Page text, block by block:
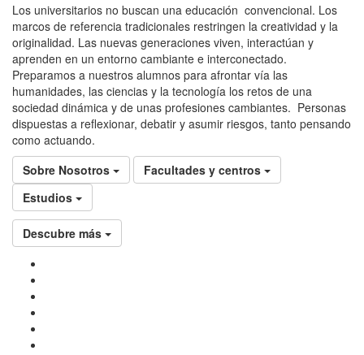
Los universitarios no buscan una educación convencional. Los
marcos de referencia tradicionales restringen la creatividad y la
originalidad. Las nuevas generaciones viven, interactúan y
aprenden en un entorno cambiante e interconectado.
Preparamos a nuestros alumnos para afrontar vía las
humanidades, las ciencias y la tecnología los retos de una
sociedad dinámica y de unas profesiones cambiantes. Personas
dispuestas a reflexionar, debatir y asumir riesgos, tanto pensando
como actuando.
Sobre Nosotros
Facultades y centros
Estudios
Descubre más